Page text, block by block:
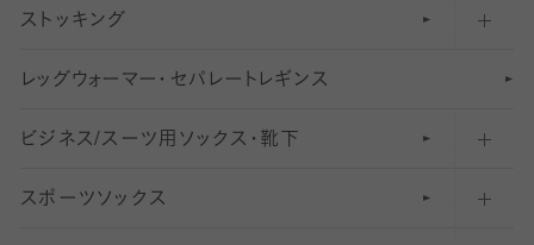
スニーカー（くるぶし）用ソックス
アンクル・ショートソックス（くるぶし上）
クルーソックス（ふくらはぎ下）
ハイソックス
31〜40デニールタイツ
41〜60デニールタイツ
61〜80デニールタイツ
81 〜110デニールタイツ
柄レギンス
無地レギンス
レギンスパンツ（レギパン）
マタニティレギンス
ストッキング
伝線しにくいストッキング
ショートストッキング
結婚式用ストッキング
レッ グ ウォー マー ・ セパレー ト レ ギンス
ビジネス/スーツ用 ソックス・靴下
匠シリーズ
スポーツソックス